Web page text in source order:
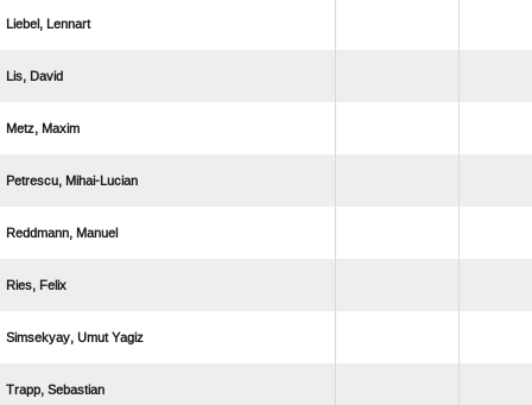
 
 
 
 
 
 
  
 